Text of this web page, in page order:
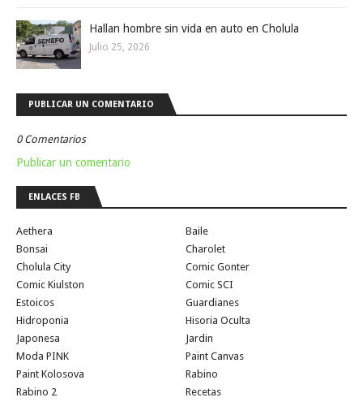
Hallan hombre sin vida en auto en Cholula
Julio 25, 2026
PUBLICAR UN COMENTARIO
0 Comentarios
Publicar un comentario
ENLACES FB
Aethera
Baile
Bonsai
Charolet
Cholula City
Comic Gonter
Comic Kiulston
Comic SCI
Estoicos
Guardianes
Hidroponia
Hisoria Oculta
Japonesa
Jardin
Moda PINK
Paint Canvas
Paint Kolosova
Rabino
Rabino 2
Recetas